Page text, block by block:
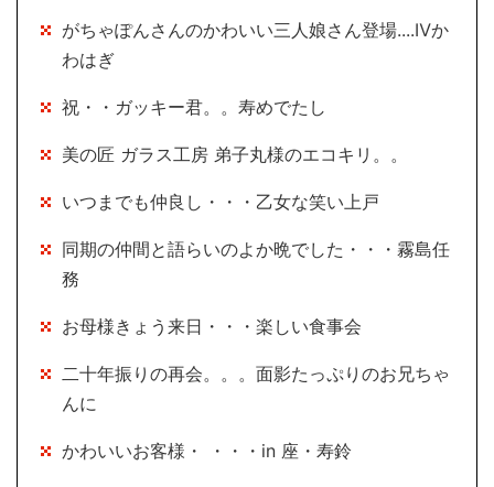
がちゃぽんさんのかわいい三人娘さん登場....Ⅳか
わはぎ
祝・・ガッキー君。。寿めでたし
美の匠 ガラス工房 弟子丸様のエコキリ。。
いつまでも仲良し・・・乙女な笑い上戸
同期の仲間と語らいのよか晩でした・・・霧島任
務
お母様きょう来日・・・楽しい食事会
二十年振りの再会。。。面影たっぷりのお兄ちゃ
んに
かわいいお客様・ ・・・in 座・寿鈴